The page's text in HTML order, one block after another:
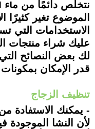
نتخلص دائمًا من ماء
الموضوع تغير كثيرًا
الاستخدامات التي
عليك شراء منتجات
لك بعض النصائح
قدر الإمكان
تنظيف الزجاج
- يمكنك الاستفادة
لأن النشا